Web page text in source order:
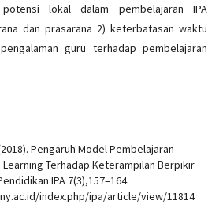
lokal dalam pembelajaran IPA
dan prasarana 2) keterbatasan waktu
guru terhadap pembelajaran
Pengaruh Model Pembelajaran
Learning Terhadap Keterampilan Berpikir
IPA 7(3),157–164.
index.php/ipa/article/view/11814